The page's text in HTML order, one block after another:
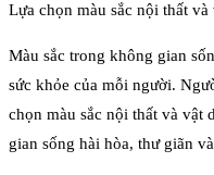
Lựa chọn màu sắc nội thất
Màu sắc trong không gian
sức khỏe của mỗi người.
chọn màu sắc nội thất và vật
gian sống hài hòa, thư giãn